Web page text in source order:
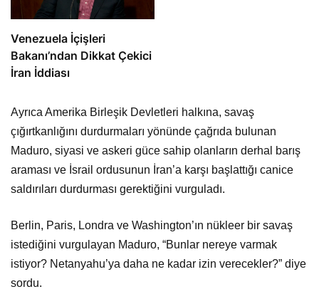
Venezuela İçişleri
Bakanı’ndan Dikkat Çekici
İran İddiası
Ayrıca Amerika Birleşik Devletleri halkına, savaş
çığırtkanlığını durdurmaları yönünde çağrıda bulunan
Maduro, siyasi ve askeri güce sahip olanların derhal barış
araması ve İsrail ordusunun İran’a karşı başlattığı canice
saldırıları durdurması gerektiğini vurguladı.
Berlin, Paris, Londra ve Washington’ın nükleer bir savaş
istediğini vurgulayan Maduro, “Bunlar nereye varmak
istiyor? Netanyahu’ya daha ne kadar izin verecekler?” diye
sordu.